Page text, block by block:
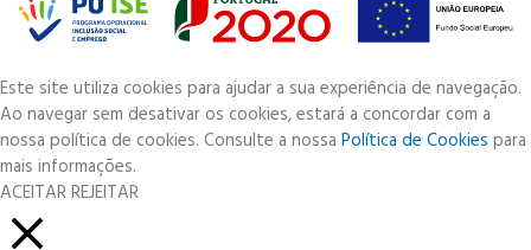
Este site utiliza cookies para ajudar a sua experiência de navegação.
Ao navegar sem desativar os cookies, estará a concordar com a
nossa política de cookies. Consulte a nossa Política de Cookies para
mais informações.
ACEITARREJEITAR